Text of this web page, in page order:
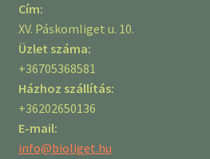
Cím:
XV. Páskomliget u. 10.
Üzlet száma:
+36705368581
Házhoz szállítás:
+36202650136
E-mail:
info@bioliget.hu